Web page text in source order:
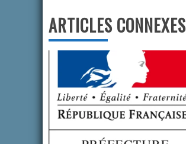
ARTICLES CONNEXES